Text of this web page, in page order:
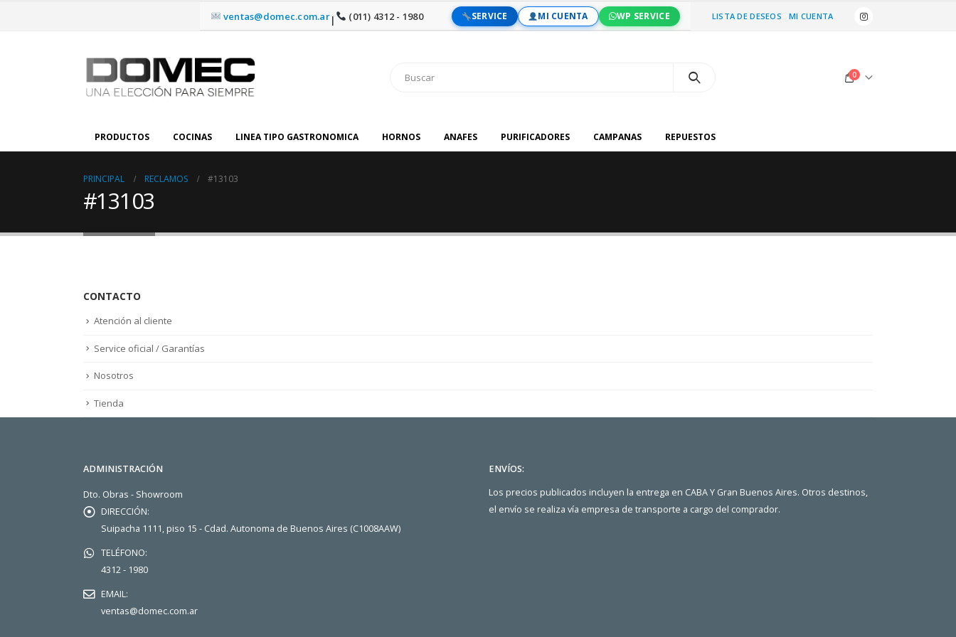
ventas@domec.com.ar| (011) 4312 - 1980 SERVICE MI CUENTA WP SERVICE LISTA DE DESEOS MI CUENTA
0
PRODUCTOS COCINAS LINEA TIPO GASTRONOMICA HORNOS ANAFES PURIFICADORES CAMPANAS REPUESTOS
PRINCIPAL RECLAMOS #13103
#13103
CONTACTO
Atención al cliente
Service oficial / Garantías
Nosotros
Tienda
ADMINISTRACIÓN
Dto. Obras - Showroom
DIRECCIÓN:
Suipacha 1111, piso 15 - Cdad. Autonoma de Buenos Aires (C1008AAW)
TELÉFONO:
4312 - 1980
EMAIL:
ventas@domec.com.ar
ENVÍOS:
Los precios publicados incluyen la entrega en CABA Y Gran Buenos Aires. Otros destinos,
el envío se realiza vía empresa de transporte a cargo del comprador.